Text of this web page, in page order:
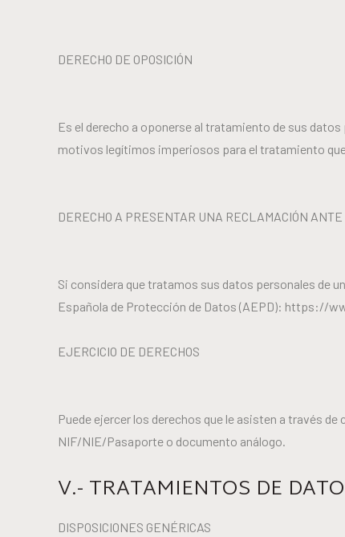
DERECHO DE OPOSICIÓN
Es el derecho a oponerse al tratamiento de sus
motivos legítimos imperiosos para el tratamiento
DERECHO A PRESENTAR UNA RECLAMACIÓN ANTE
Si considera que tratamos sus datos personales de
Española de Protección de Datos (AEPD): https://
EJERCICIO DE DERECHOS
Puede ejercer los derechos que le asisten a través
NIF/NIE/Pasaporte o documento análogo.
V.- TRATAMIENTOS DE
DISPOSICIONES GENÉRICAS